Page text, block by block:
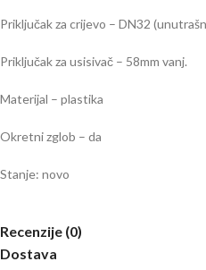
Priključak za crijevo – DN32
Priključak za usisivač – 58mm vanj.
Materijal – plastika
Okretni zglob – da
Stanje: novo
Recenzije (0)
Dostava